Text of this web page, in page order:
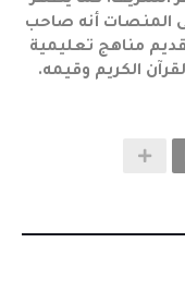
المنصات أنه صاحب
مناهج تعليمية
الكريم وقيمه.